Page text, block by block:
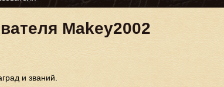
Makey2002
и званий.